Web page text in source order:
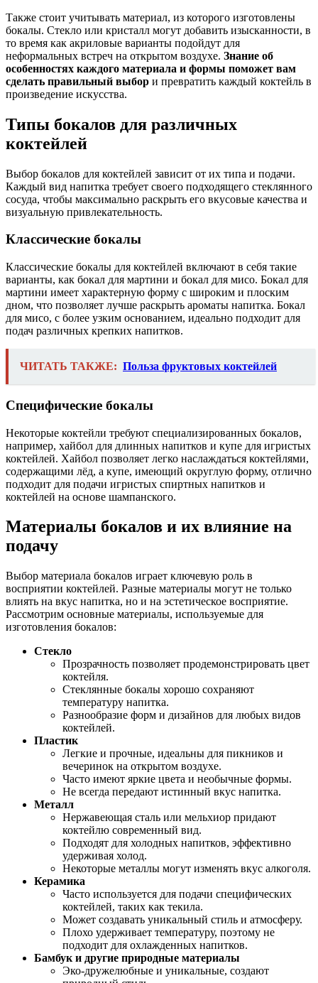
Также стоит учитывать материал, из которого изготовлены
бокалы. Стекло или кристалл могут добавить изысканности, в
то время как акриловые варианты подойдут для
неформальных встреч на открытом воздухе. Знание об
особенностях каждого материала и формы поможет вам
сделать правильный выбор и превратить каждый коктейль в
произведение искусства.
Типы бокалов для различных
коктейлей
Выбор бокалов для коктейлей зависит от их типа и подачи.
Каждый вид напитка требует своего подходящего стеклянного
сосуда, чтобы максимально раскрыть его вкусовые качества и
визуальную привлекательность.
Классические бокалы
Классические бокалы для коктейлей включают в себя такие
варианты, как бокал для мартини и бокал для мисо. Бокал для
мартини имеет характерную форму с широким и плоским
дном, что позволяет лучше раскрыть ароматы напитка. Бокал
для мисо, с более узким основанием, идеально подходит для
подач различных крепких напитков.
ЧИТАТЬ ТАКЖЕ: Польза фруктовых коктейлей
Специфические бокалы
Некоторые коктейли требуют специализированных бокалов,
например, хайбол для длинных напитков и купе для игристых
коктейлей. Хайбол позволяет легко наслаждаться коктейлями,
содержащими лёд, а купе, имеющий округлую форму, отлично
подходит для подачи игристых спиртных напитков и
коктейлей на основе шампанского.
Материалы бокалов и их влияние на
подачу
Выбор материала бокалов играет ключевую роль в
восприятии коктейлей. Разные материалы могут не только
влиять на вкус напитка, но и на эстетическое восприятие.
Рассмотрим основные материалы, используемые для
изготовления бокалов:
Стекло
Прозрачность позволяет продемонстрировать цвет
коктейля.
Стеклянные бокалы хорошо сохраняют
температуру напитка.
Разнообразие форм и дизайнов для любых видов
коктейлей.
Пластик
Легкие и прочные, идеальны для пикников и
вечеринок на открытом воздухе.
Часто имеют яркие цвета и необычные формы.
Не всегда передают истинный вкус напитка.
Металл
Нержавеющая сталь или мельхиор придают
коктейлю современный вид.
Подходят для холодных напитков, эффективно
удерживая холод.
Некоторые металлы могут изменять вкус алкоголя.
Керамика
Часто используется для подачи специфических
коктейлей, таких как текила.
Может создавать уникальный стиль и атмосферу.
Плохо удерживает температуру, поэтому не
подходит для охлажденных напитков.
Бамбук и другие природные материалы
Эко-дружелюбные и уникальные, создают